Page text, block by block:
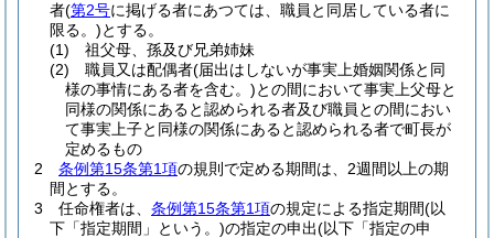
者(第2号に掲げる者にあつては、職員と同居している者に
限る。)とする。
(1)
祖父母、孫及び兄弟姉妹
(2)
職員又は配偶者(届出はしないが事実上婚姻関係と同
様の事情にある者を含む。)との間において事実上父母と
同様の関係にあると認められる者及び職員との間におい
て事実上子と同様の関係にあると認められる者で町長が
定めるもの
2
条例第15条第1項の規則で定める期間は、2週間以上の期
間とする。
3
任命権者は、 条例第15条第1項の規定による指定期間(以
下「指定期間」という。)の指定の申出(以下「指定の申